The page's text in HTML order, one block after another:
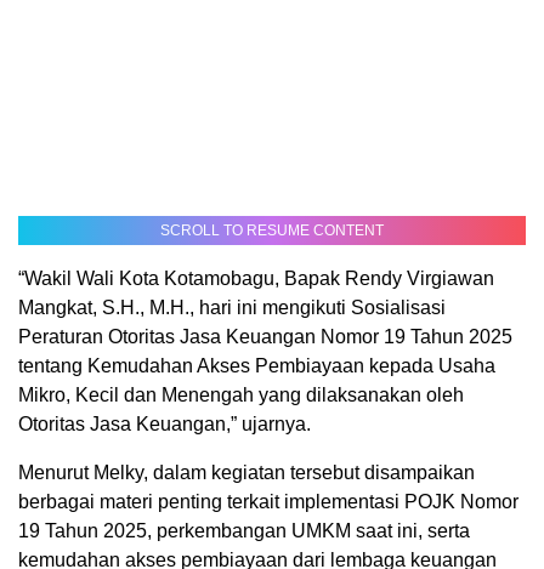
SCROLL TO RESUME CONTENT
“Wakil Wali Kota Kotamobagu, Bapak Rendy Virgiawan
Mangkat, S.H., M.H., hari ini mengikuti Sosialisasi
Peraturan Otoritas Jasa Keuangan Nomor 19 Tahun 2025
tentang Kemudahan Akses Pembiayaan kepada Usaha
Mikro, Kecil dan Menengah yang dilaksanakan oleh
Otoritas Jasa Keuangan,” ujarnya.
Menurut Melky, dalam kegiatan tersebut disampaikan
berbagai materi penting terkait implementasi POJK Nomor
19 Tahun 2025, perkembangan UMKM saat ini, serta
kemudahan akses pembiayaan dari lembaga keuangan